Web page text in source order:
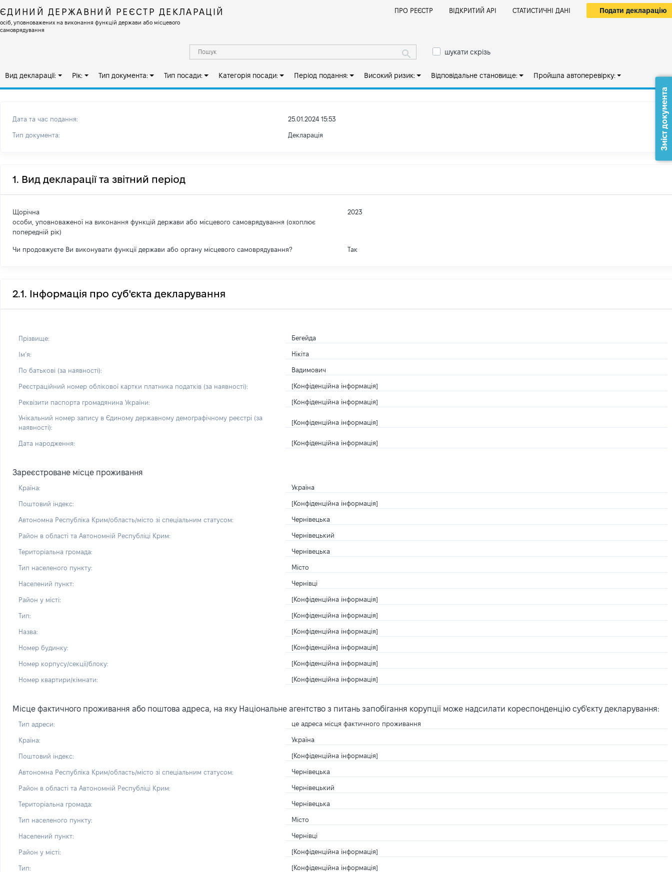
ЄДИНИЙ ДЕРЖАВНИЙ РЕЄСТР ДЕКЛАРАЦІЙ
осіб, уповноважених на виконання функцій держави або місцевого
самоврядування
ПРО РЕЄСТР ВІДКРИТИЙ АРІ СТАТИСТИЧНІ ДАНІ Подати декларацію
шукати скрізь
Вид декларації: Рік: Тип документа: Тип посади: Категорія посади: Період подання: Високий ризик: Відповідальне становище: Пройшла автоперевірку:
Дата та час подання: 25.01.2024 15:53
Тип документа: Декларація
1. Вид декларації та звітний період
Щорічна
особи, уповноваженої на виконання функцій держави або місцевого самоврядування (охоплює
попередній рік)
2023
Чи продовжуєте Ви виконувати функції держави або органу місцевого самоврядування? Так
2.1. Інформація про суб'єкта декларування
Прізвище: Бегейда
Імʼя: Нікіта
По батькові (за наявності): Вадимович
Реєстраційний номер облікової картки платника податків (за наявності): [Конфіденційна інформація]
Реквізити паспорта громадянина України: [Конфіденційна інформація]
Унікальний номер запису в Єдиному державному демографічному реєстрі (за
наявності):
[Конфіденційна інформація]
Дата народження: [Конфіденційна інформація]
Зареєстроване місце проживання
Країна: Україна
Поштовий індекс: [Конфіденційна інформація]
Автономна Республіка Крим/область/місто зі спеціальним статусом: Чернівецька
Район в області та Автономній Республіці Крим: Чернівецький
Територіальна громада: Чернівецька
Тип населеного пункту: Місто
Населений пункт: Чернівці
Район у місті: [Конфіденційна інформація]
Тип: [Конфіденційна інформація]
Назва: [Конфіденційна інформація]
Номер будинку: [Конфіденційна інформація]
Номер корпусу/секції/блоку: [Конфіденційна інформація]
Номер квартири/кімнати: [Конфіденційна інформація]
Місце фактичного проживання або поштова адреса, на яку Національне агентство з питань запобігання корупції може надсилати кореспонденцію суб'єкту декларування:
Тип адреси: це адреса місця фактичного проживання
Країна: Україна
Поштовий індекс: [Конфіденційна інформація]
Автономна Республіка Крим/область/місто зі спеціальним статусом: Чернівецька
Район в області та Автономній Республіці Крим: Чернівецький
Територіальна громада: Чернівецька
Тип населеного пункту: Місто
Населений пункт: Чернівці
Район у місті: [Конфіденційна інформація]
Тип: [Конфіденційна інформація]
Зміст документа